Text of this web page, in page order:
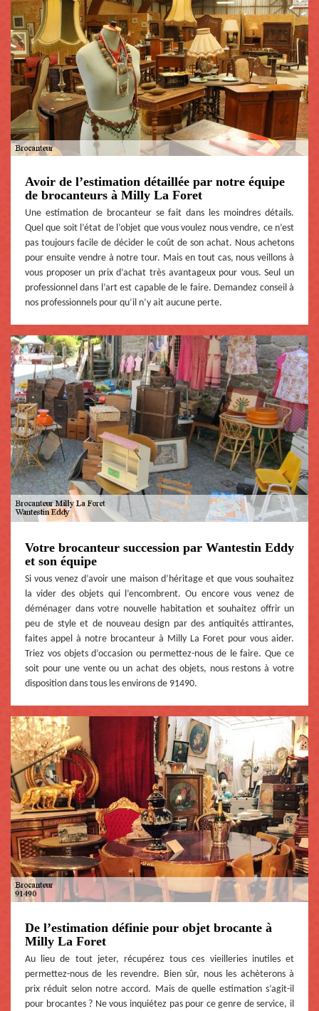
Avoir de l’estimation détaillée par notre équipe
de brocanteurs à Milly La Foret
Une estimation de brocanteur se fait dans les moindres détails.
Quel que soit l’état de l’objet que vous voulez nous vendre, ce n’est
pas toujours facile de décider le coût de son achat. Nous achetons
pour ensuite vendre à notre tour. Mais en tout cas, nous veillons à
vous proposer un prix d’achat très avantageux pour vous. Seul un
professionnel dans l’art est capable de le faire. Demandez conseil à
nos professionnels pour qu’il n’y ait aucune perte.
Votre brocanteur succession par Wantestin Eddy
et son équipe
Si vous venez d’avoir une maison d’héritage et que vous souhaitez
la vider des objets qui l’encombrent. Ou encore vous venez de
déménager dans votre nouvelle habitation et souhaitez offrir un
peu de style et de nouveau design par des antiquités attirantes,
faites appel à notre brocanteur à Milly La Foret pour vous aider.
Triez vos objets d’occasion ou permettez-nous de le faire. Que ce
soit pour une vente ou un achat des objets, nous restons à votre
disposition dans tous les environs de 91490.
De l’estimation définie pour objet brocante à
Milly La Foret
Au lieu de tout jeter, récupérez tous ces vieilleries inutiles et
permettez-nous de les revendre. Bien sûr, nous les achèterons à
prix réduit selon notre accord. Mais de quelle estimation s’agit-il
pour brocantes ? Ne vous inquiétez pas pour ce genre de service, il